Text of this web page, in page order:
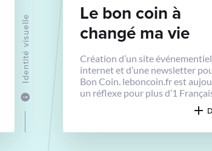
Identité visuelle
Le bon coin à
changé ma vie
Création d’un site événementiel
internet et d’une newsletter
Bon Coin. leboncoin.fr est
un réflexe pour plus d’1